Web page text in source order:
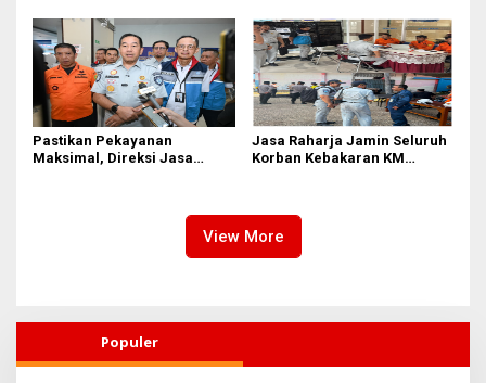
Pastikan Pekayanan
Maksimal, Direksi Jasa
Jasa Raharja Jamin Seluruh
Korban Kebakaran KM
View More
Populer